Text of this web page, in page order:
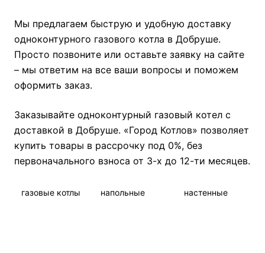
Мы предлагаем быструю и удобную доставку
одноконтурного газового котла в Добруше.
Просто позвоните или оставьте заявку на сайте
– мы ответим на все ваши вопросы и поможем
оформить заказ.
Заказывайте одноконтурный газовый котел с
доставкой в Добруше. «Город Котлов» позволяет
купить товары в рассрочку под 0%, без
первоначального взноса от 3-х до 12-ти месяцев.
газовые котлы
напольные
настенные